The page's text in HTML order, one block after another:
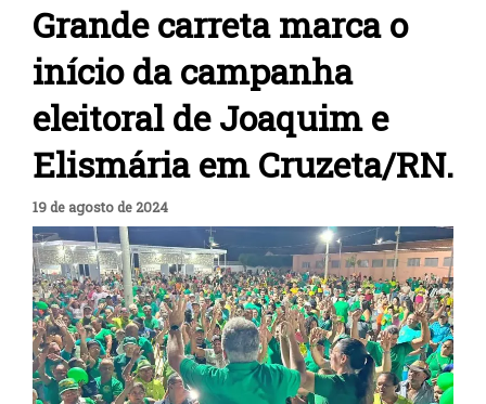
Grande carreta marca o
início da campanha
eleitoral de Joaquim e
Elismária em Cruzeta/RN.
19 de agosto de 2024